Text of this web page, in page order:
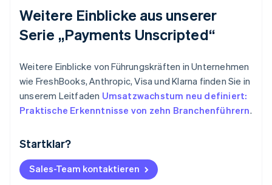
Startklar?
Sales-Team kontaktieren
Weitere Einblicke aus unserer
Serie „Payments Unscripted“
Weitere Einblicke von Führungskräften in Unternehmen
wie FreshBooks, Anthropic, Visa und Klarna finden Sie in
unserem Leitfaden Umsatzwachstum neu definiert:
Praktische Erkenntnisse von zehn Branchenführern.
Australien
Belgien
NederlandsFrançaisDeutschEnglish